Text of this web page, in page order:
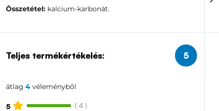
kalcium segít szabályozni a pH-szintet a vérben és a
szövetekben, ezáltal hozzájárul a szervezet belső
Összetétel: kalcium-karbonát.
Teljes termékértékelés: 5
átlag 4 véleményből
5
( 4 )